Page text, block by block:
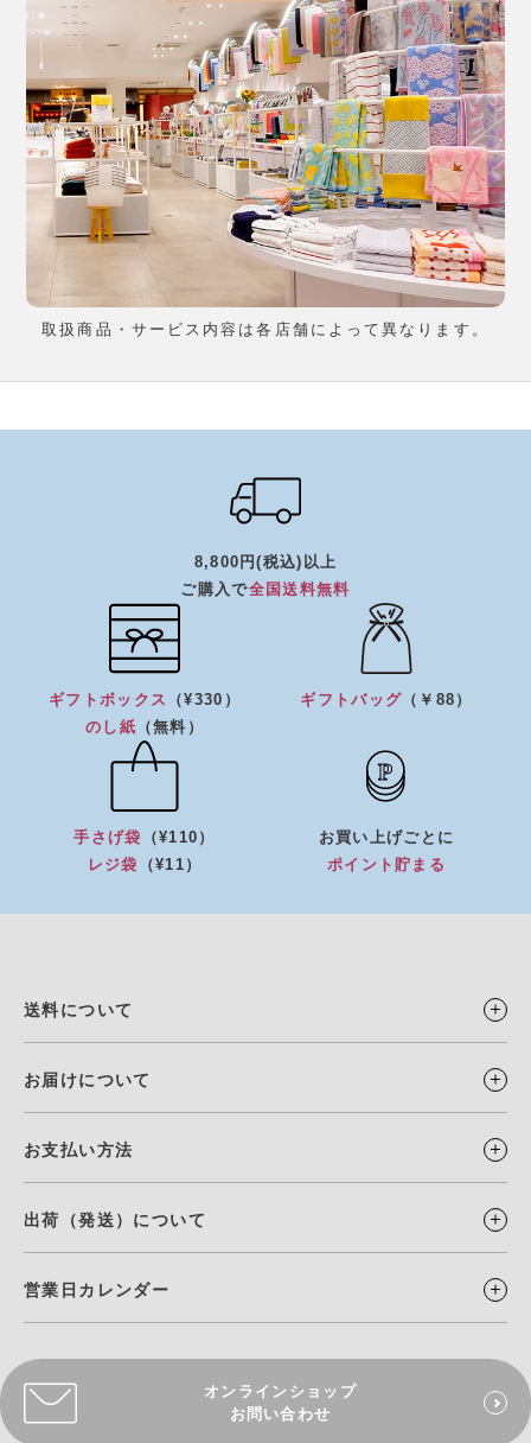
取扱商品・サービス内容は各店舗によって異なります。
8,800円(税込)以上
ご購入で全国送料無料
ギフトボックス
（¥330）
のし紙 （無料）
ギフトバッグ （￥88）
手さげ袋
（¥110）
レジ袋
（¥11）
お買い上げごとに
ポイント貯まる
送料について
お届けについて
お支払い方法
出荷（発送）について
営業日カレンダー
オンラインショップ
お問い合わせ